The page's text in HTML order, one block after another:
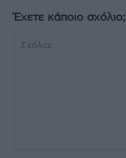
Έχετε κάποιο σχόλιο;